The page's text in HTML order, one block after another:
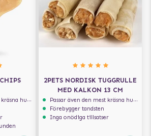
hunden
2PETS NORDISK TUGGRULLE
MED KALKON 13 CM
Passar även den mest kräsna hunden
Förebygger tandsten
Inga onödiga tillsatser